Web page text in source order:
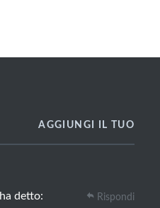
AGGIUNGI IL TUO
ha detto: Rispondi